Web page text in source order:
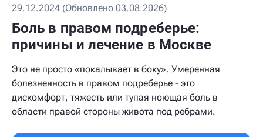
29.12.2024 (Обновлено 03.08.2026)
Боль в правом подреберье:
причины и лечение в Москве
Это не просто «покалывает в боку». Умеренная
болезненность в правом подреберье - это
дискомфорт, тяжесть или тупая ноющая боль в
области правой стороны живота под ребрами.